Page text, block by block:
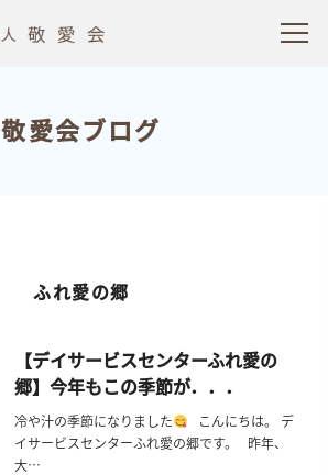
敬愛会ブログ
ふれ愛の郷
【デイサービスセンターふれ愛の
郷】今年もこの季節が．．．
冷や汁の季節になりました
こんにちは。 デ
イサービスセンターふれ愛の郷です。 昨年、
大…